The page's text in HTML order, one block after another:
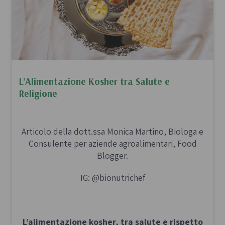
fermenti per un buon equilibrio dell’organismo.
L’Alimentazione Kosher tra Salute e
Religione
Articolo della dott.ssa Monica Martino, Biologa e
Consulente per aziende agroalimentari, Food
Blogger.
IG: @bionutrichef
L’alimentazione kosher, tra salute e rispetto